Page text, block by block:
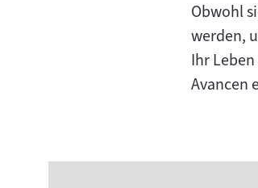
Obwohl
werden,
Ihr
Avancen